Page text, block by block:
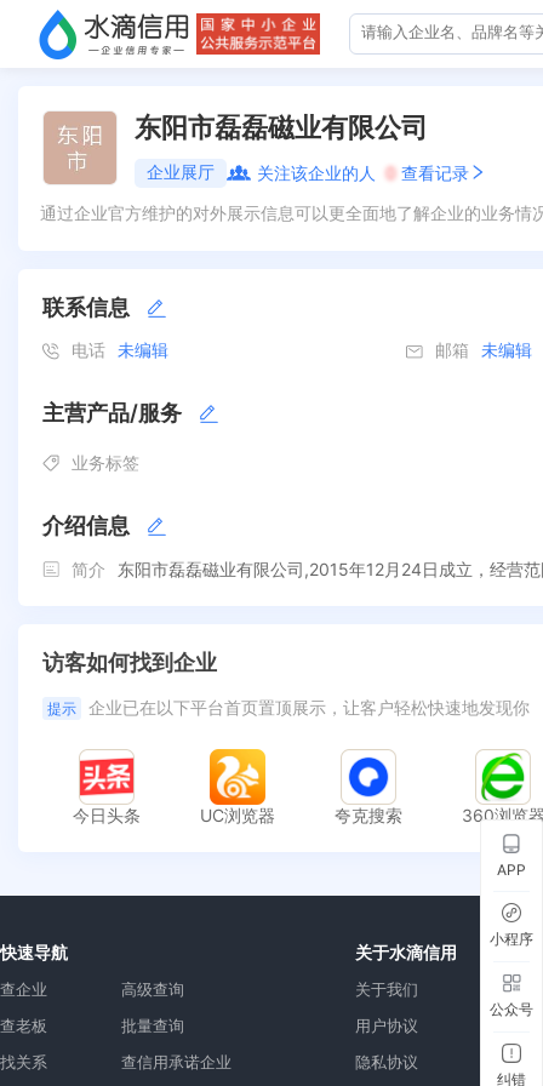
东阳市磊磊磁业有限公司
企业展厅 关注该企业的人 0 查看记录
通过企业官方维护的对外展示信息可以更全面地了解企业的业务
联系信息
电话 未编辑 邮箱 未编辑
主营产品/服务
业务标签
介绍信息
简介 东阳市磊磊磁业有限公司,2015年12月24日成立，经营
访客如何找到企业
提示 企业已在以下平台首页置顶展示，让客户轻松快速地发现你
今日头条 UC浏览器 夸克搜索 360浏览
快速导航
查企业
查老板
找关系
高级查询
批量查询
查信用承诺企业
关于水滴信用
关于我们
用户协议
隐私协议
APP
小程序
公众号
纠错